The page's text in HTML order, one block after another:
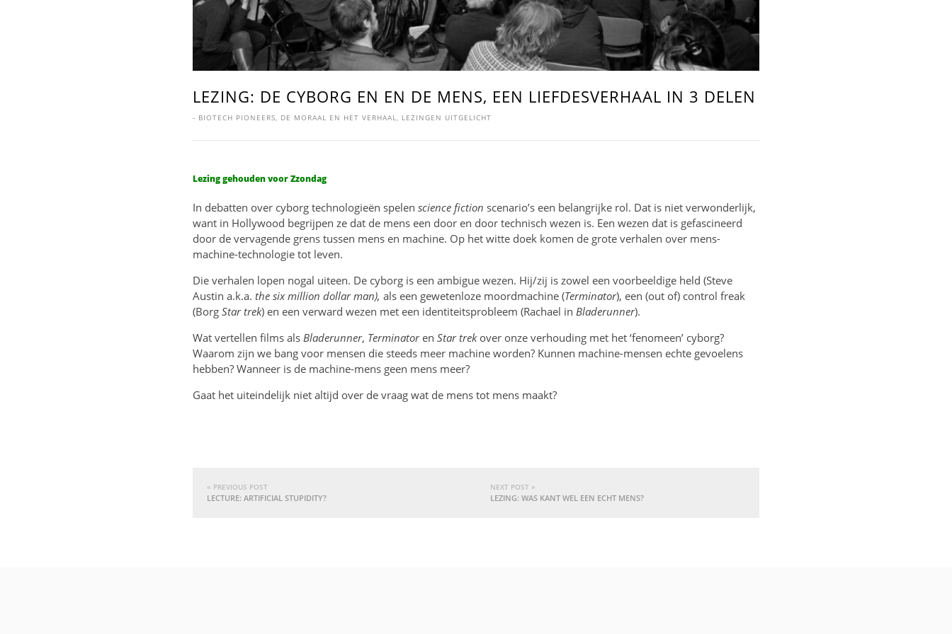
LEZING: DE CYBORG EN EN DE MENS, EEN LIEFDESVERHAAL IN 3 DELEN
- BIOTECH PIONEERS DE MORAAL EN HET VERHAAL LEZINGEN UITGELICHT
Lezing gehouden voor Zzondag
In debatten over cyborg technologieën spelen science fiction scenario’s een belangrijke rol. Dat is niet verwonderlijk,
want in Hollywood begrijpen ze dat de mens een door en door technisch wezen is. Een wezen dat is gefascineerd
door de vervagende grens tussen mens en machine. Op het witte doek komen de grote verhalen over mens-
machine-technologie tot leven.
Die verhalen lopen nogal uiteen. De cyborg is een ambigue wezen. Hij/zij is zowel een voorbeeldige held (Steve
Austin a.k.a. the six million dollar man), als een gewetenloze moordmachine (Terminator), een (out of) control freak
(Borg Star trek) en een verward wezen met een identiteitsprobleem (Rachael in Bladerunner).
Wat vertellen films als Bladerunner, Terminatoren Star trekover onze verhouding met het ‘fenomeen’ cyborg?
Waarom zijn we bang voor mensen die steeds meer machine worden? Kunnen machine-mensen echte gevoelens
hebben? Wanneer is de machine-mens geen mens meer?
Gaat het uiteindelijk niet altijd over de vraag wat de mens tot mens maakt?
« PREVIOUS POST
LECTURE: ARTIFICIAL STUPIDITY?
NEXT POST »
LEZING: WAS KANT WEL EEN ECHT MENS?